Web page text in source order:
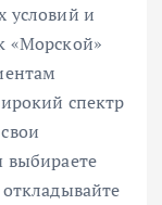
условий и
«Морской»
спектр
выбираете